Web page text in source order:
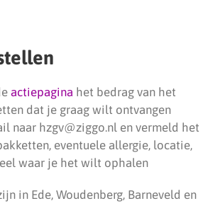
actiepagina het bedrag van het
dat je graag wilt ontvangen
naar hzgv@ziggo.nl en vermeld het
eventuele allergie, locatie,
waar je het wilt ophalen
in Ede, Woudenberg, Barneveld en